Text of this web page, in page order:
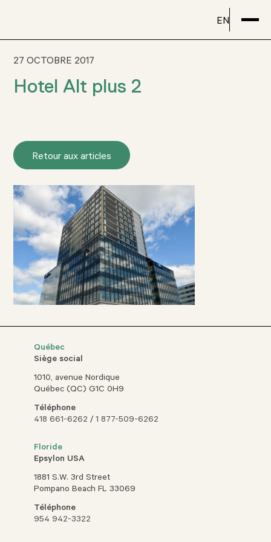
EN
27 OCTOBRE 2017
Hotel Alt plus 2
Retour aux articles
Québec
Siège social
1010, avenue Nordique
Québec (QC) G1C 0H9
Téléphone
418 661-6262 /1 877-509-6262
Floride
Epsylon USA
1881 S.W. 3rd Street
Pompano Beach FL 33069
Téléphone
954 942-3322